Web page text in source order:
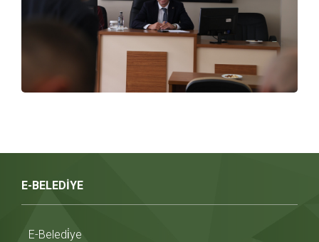
E-BELEDİYE
E-Beledi̇ye